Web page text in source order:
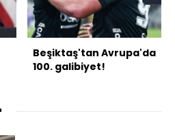
Beşiktaş'tan Avrupa'da
100. galibiyet!